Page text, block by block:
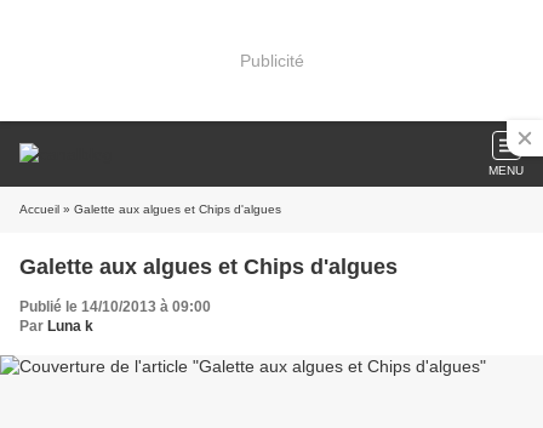
Publicité
MENU
Accueil » Galette aux algues et Chips d'algues
Galette aux algues et Chips d'algues
Publié le 14/10/2013 à 09:00
Par Luna k